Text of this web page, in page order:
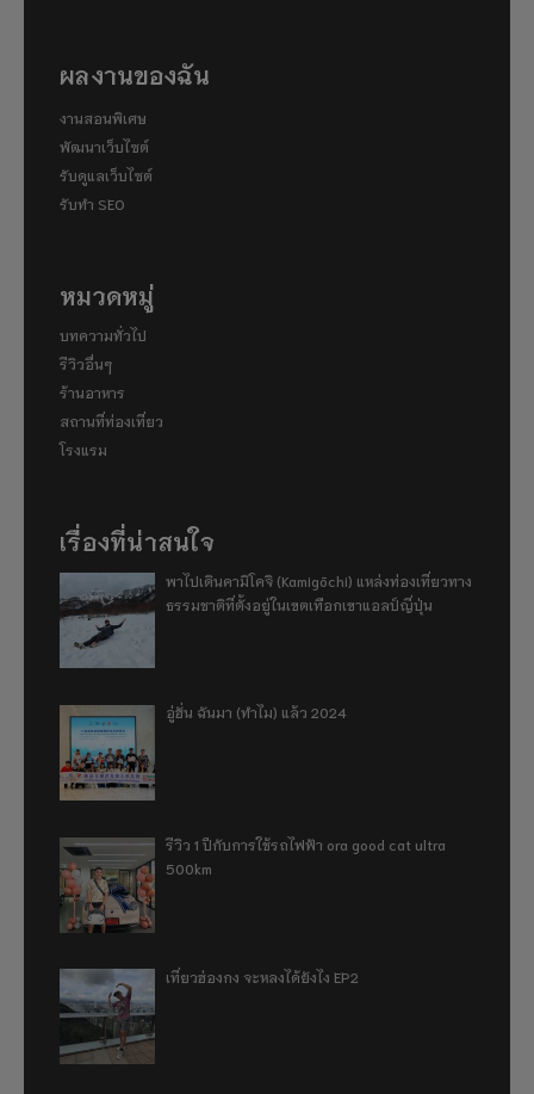
ผลงานของฉัน
งานสอนพิเศษ
พัฒนาเว็บไซต์
รับดูแลเว็บไซต์
รับทำ SEO
หมวดหมู่
บทความทั่วไป
รีวิวอื่นๆ
ร้านอาหาร
สถานที่ท่องเที่ยว
โรงแรม
เรื่องที่น่าสนใจ
พาไปเดินคามิโคจิ (Kamigōchi) แหล่งท่องเที่ยวทาง
ธรรมชาติที่ตั้งอยู่ในเขตเทือกเขาแอลป์ญี่ปุ่น
อู่ฮั่น ฉันมา (ทำไม) แล้ว 2024
รีวิว 1 ปีกับการใช้รถไฟฟ้า ora good cat ultra
500km
เที่ยวฮ่องกง จะหลงได้ยังไง EP2